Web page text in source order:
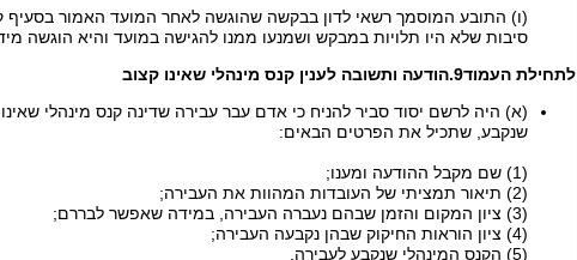
(ו) התובע המוסמך רשאי לדון בבקשה שהוגשה לאחר המועד האמור
סיבות שלא היו תלויות במבקש ושמנעו ממנו להגישה במועד והיא הוגשה
לתחילת העמוד9.הודעה ותשובה לענין קנס מינהלי שאינו קצוב
שנקבע, שתכיל את הפרטים הבאים:
(1) שם מקבל ההודעה ומענו;
(2) תיאור תמציתי של העובדות המהוות את העבירה;
(3) ציון המקום והזמן שבהם נעברה העבירה, במידה שאפשר לבררם;
(4) ציון הוראות החיקוק שבהן נקבעה העבירה;
(5) הקנס המינהלי שנקבע לעבירה.